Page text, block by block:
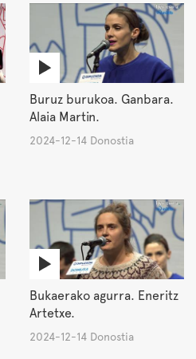
Buruz burukoa. Ganbara.
Alaia Martin.
2024-12-14 Donostia
Bukaerako agurra. Eneritz
Artetxe.
2024-12-14 Donostia